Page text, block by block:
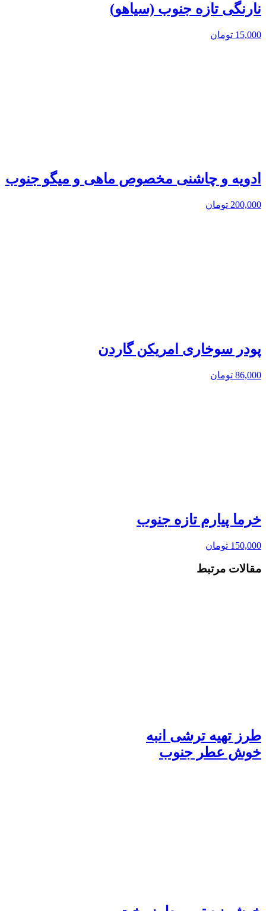
نارنگی تازه جنوب (سیاهو)
15,000 تومان
ادویه و چاشنی مخصوص ماهی و میگو جنوب
200,000 تومان
پودر سوخاری امریکن گاردن
86,000 تومان
خرما پیارم تازه جنوب
150,000 تومان
مقالات مرتبط
طرز تهیه ترشی انبه
خوش عطر جنوب